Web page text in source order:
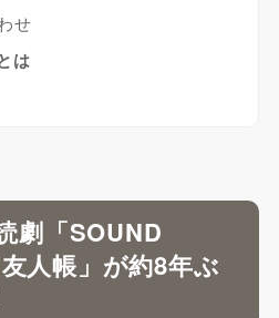
せ
は
劇「SOUND
人帳」が約8年ぶ